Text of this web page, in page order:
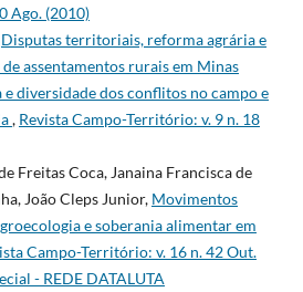
Ago. (2010)
Disputas territoriais, reforma agrária e
assentamentos rurais em Minas
diversidade dos conflitos no campo e
, Revista Campo-Território: v. 9 n. 18
Freitas Coca, Janaina Francisca de
João Cleps Junior, Movimentos
e soberania alimentar em
Campo-Território: v. 16 n. 42 Out.
- REDE DATALUTA